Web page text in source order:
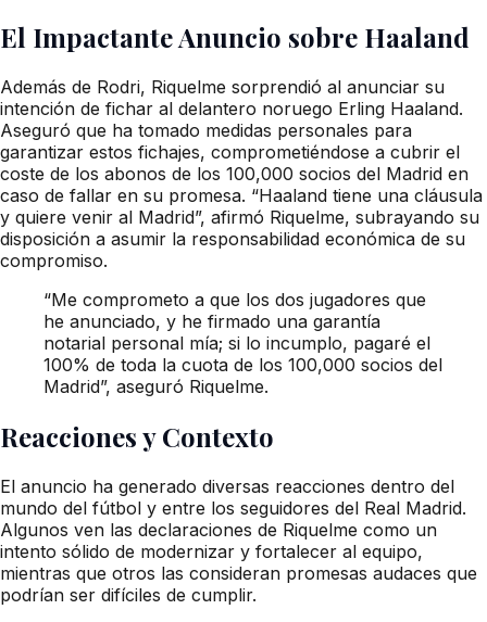
El Impactante Anuncio sobre Haaland
Además de Rodri, Riquelme sorprendió al anunciar su
intención de fichar al delantero noruego Erling Haaland.
Aseguró que ha tomado medidas personales para
garantizar estos fichajes, comprometiéndose a cubrir el
coste de los abonos de los 100,000 socios del Madrid en
caso de fallar en su promesa. “Haaland tiene una cláusula
y quiere venir al Madrid”, afirmó Riquelme, subrayando su
disposición a asumir la responsabilidad económica de su
compromiso.
“Me comprometo a que los dos jugadores que
he anunciado, y he firmado una garantía
notarial personal mía; si lo incumplo, pagaré el
100% de toda la cuota de los 100,000 socios del
Madrid”, aseguró Riquelme.
Reacciones y Contexto
El anuncio ha generado diversas reacciones dentro del
mundo del fútbol y entre los seguidores del Real Madrid.
Algunos ven las declaraciones de Riquelme como un
intento sólido de modernizar y fortalecer al equipo,
mientras que otros las consideran promesas audaces que
podrían ser difíciles de cumplir.